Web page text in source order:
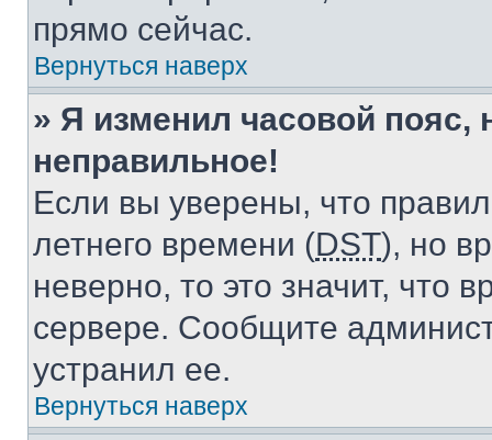
прямо сейчас.
Вернуться наверх
» Я изменил часовой пояс,
неправильное!
Если вы уверены, что
летнего времени (DST), но
неверно, то это значит, что
сервере. Сообщите
устранил ее.
Вернуться наверх